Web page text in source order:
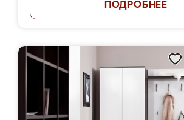
ПОДРОБНЕЕ